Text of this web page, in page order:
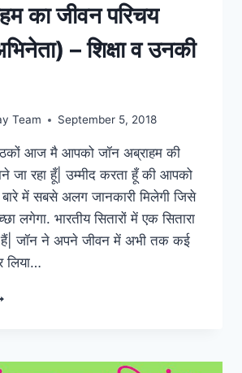
का जीवन परिचय
– शिक्षा व उनकी
Team September 5, 2018
आज मै आपको जॉन अब्राहम की
जा रहा हूँ| उम्मीद करता हूँ की आपको
में सबसे अलग जानकारी मिलेगी जिसे
लगेगा. भारतीय सितारों में एक सितारा
हैं| जॉन ने अपने जीवन में अभी तक कई
लिया…